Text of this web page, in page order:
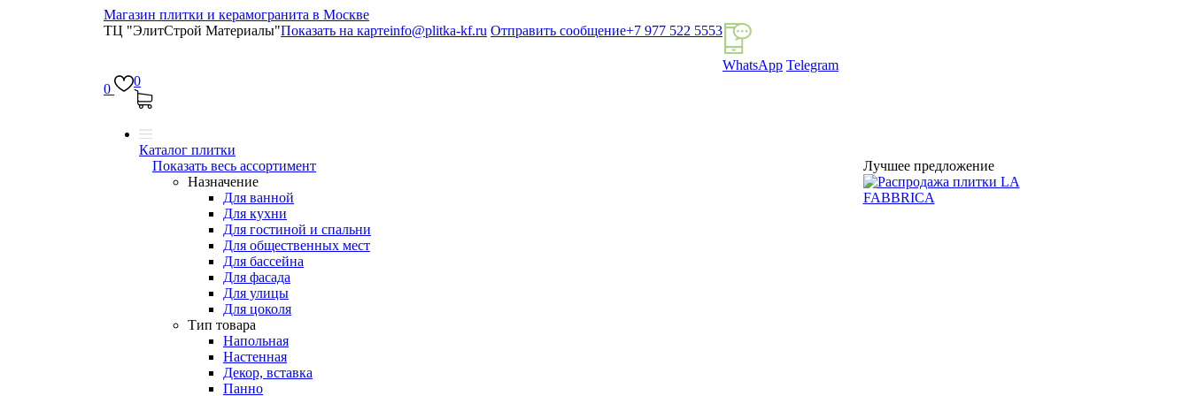
Магазин плитки и керамогранита в Москве
ТЦ "ЭлитСтрой Материалы"Показать на картеinfo@plitka-kf.ru Отправить сообщение+7 977 522 5553
WhatsApp Telegram
0
0
Каталог плитки
Показать весь ассортимент
Назначение
Для ванной
Для кухни
Для гостиной и спальни
Для общественных мест
Для бассейна
Для фасада
Для улицы
Для цоколя
Тип товара
Напольная
Настенная
Декор, вставка
Панно
Лучшее предложение